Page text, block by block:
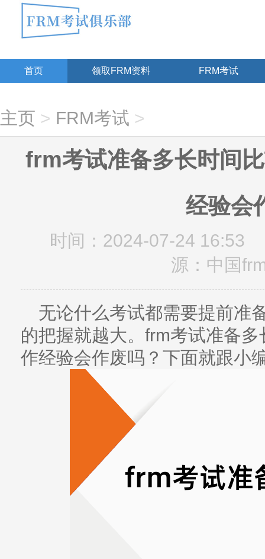
首页 领取FRM资料 FRM考试
主页 > FRM考试 >
frm考试准备多长时间
经验会
时间：2024-07-24 16:53
源：中国
无论什么考试都需要提前准
的把握就越大。frm考试准备
作经验会作废吗？下面就跟小